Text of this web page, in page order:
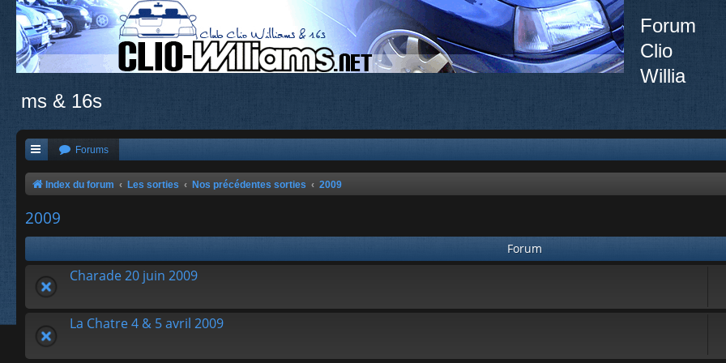
Forum
Clio
Willia
ms & 16s
Forums
Index du forum Les sorties Nos précédentes sorties 2009
2009
Forum
Charade 20 juin 2009
La Chatre 4 & 5 avril 2009